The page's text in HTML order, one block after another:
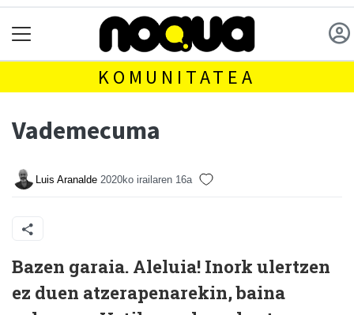
KOMUNITATEA
Vademecuma
Luis Aranalde 2020ko irailaren 16a
Bazen garaia. Aleluia! Inork ulertzen
ez duen atzerapenarekin, baina